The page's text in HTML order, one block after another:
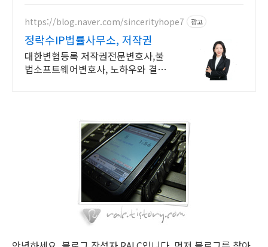
https://blog.naver.com/sincerityhope7 광고
정락수IP법률사무소, 저작권
대한변협등록 저작권전문변호사,불
법소프트웨어변호사, 노하우와 결과